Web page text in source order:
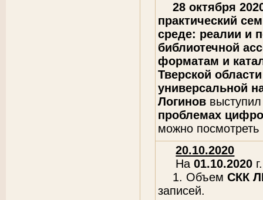
28 октября
практический
среде: реалии и
библиотечной
форматам и
Тверской
универсальной
Логинов
проблемах
можно
20.10.2020
На01.10.2020 г.
1. ОбъемСКК
записей.